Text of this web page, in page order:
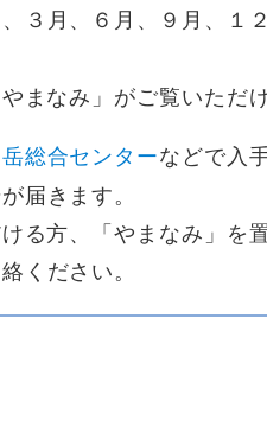
３月、６月、９月、１
まなみ」がご覧いただけ
総合センターなどで入
届きます。
る方、「やまなみ」を
ください。